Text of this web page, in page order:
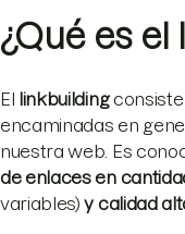
¿Qué es el
El linkbuildingconsiste
encaminadas en
nuestra web. Es
de enlaces en
variables)y calidad